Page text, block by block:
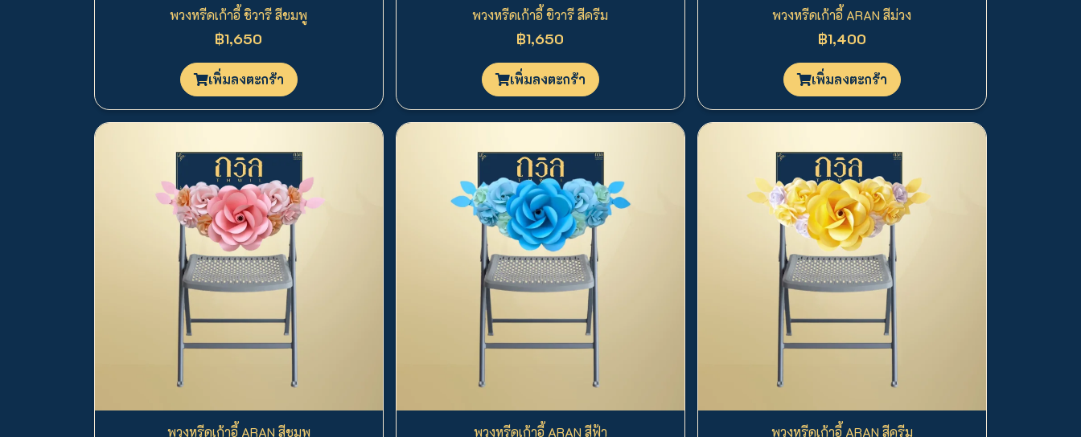
พวงหรีดเก้าอี้ ชิวารี สีชมพู
฿1,650
เพิ่มลงตะกร้า
พวงหรีดเก้าอี้ ชิวารี สีครีม
฿1,650
เพิ่มลงตะกร้า
พวงหรีดเก้าอี้ ARAN สีม่วง
฿1,400
เพิ่มลงตะกร้า
พวงหรีดเก้าอี้ ARAN สีชมพู พวงหรีดเก้าอี้ ARAN สีฟ้า พวงหรีดเก้าอี้ ARAN สีครีม